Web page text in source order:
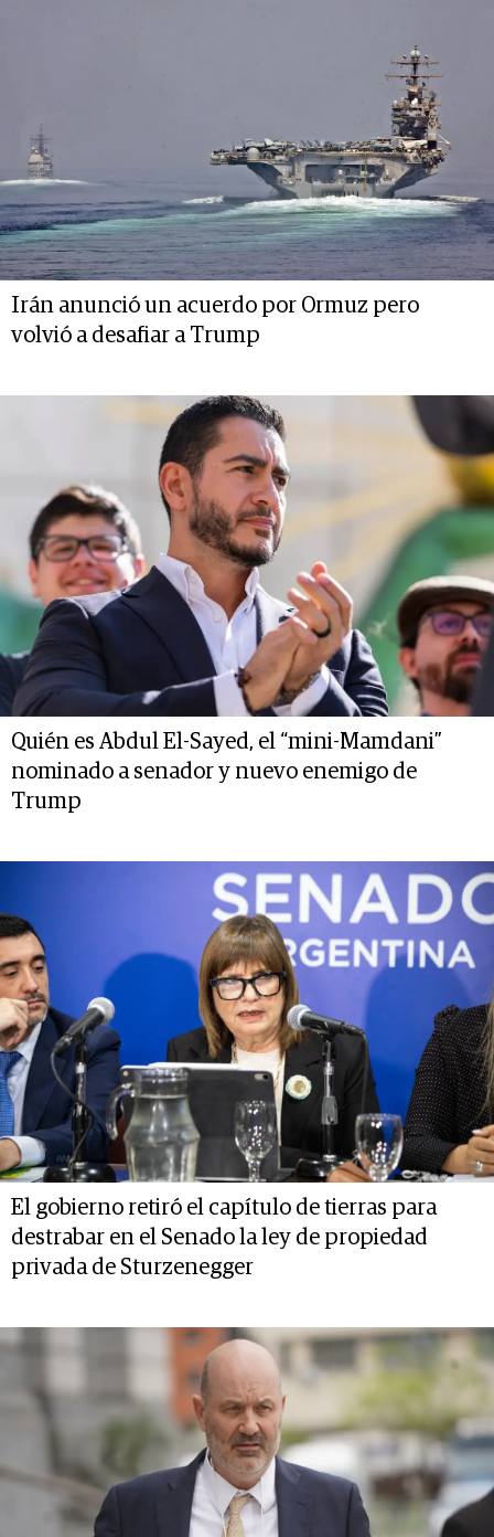
Irán anunció un acuerdo por Ormuz pero
volvió a desafiar a Trump
Quién es Abdul El-Sayed, el “mini-Mamdani”
nominado a senador y nuevo enemigo de
Trump
El gobierno retiró el capítulo de tierras para
destrabar en el Senado la ley de propiedad
privada de Sturzenegger